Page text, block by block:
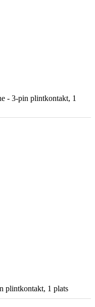
- 3-pin plintkontakt, 1
plintkontakt, 1 plats